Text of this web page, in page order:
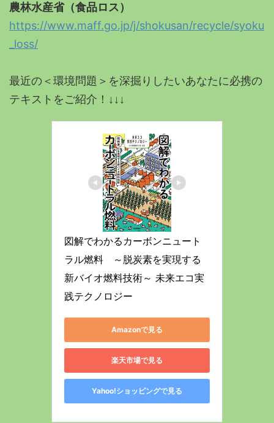
農林水産省（食品ロス）
https://www.maff.go.jp/j/shokusan/recycle/syoku
_loss/
最近の＜環境問題＞を深掘りしたいあなたに必携の
テキストをご紹介！↓↓↓
図解でわかるカーボンニュート
ラル燃料　～脱炭素を実現する
新バイオ燃料技術～ 未来エコ実
践テクノロジー
Amazonで見る
楽天市場で見る
Yahoo!ショッピングで見る